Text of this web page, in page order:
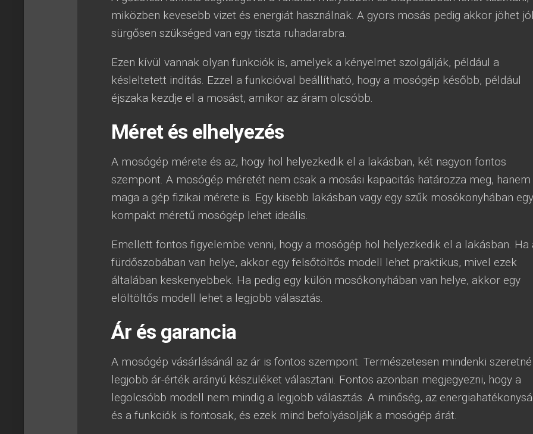
miközben kevesebb vizet és energiát használnak. A gyors mosás pedig akkor jöhet
sürgősen szükséged van egy tiszta ruhadarabra.
Ezen kívül vannak olyan funkciók is, amelyek a kényelmet szolgálják, például a
késleltetett indítás. Ezzel a funkcióval beállítható, hogy a mosógép később, például
éjszaka kezdje el a mosást, amikor az áram olcsóbb.
Méret és elhelyezés
A mosógép mérete és az, hogy hol helyezkedik el a lakásban, két nagyon fontos
szempont. A mosógép méretét nem csak a mosási kapacitás határozza meg, hanem
maga a gép fizikai mérete is. Egy kisebb lakásban vagy egy szűk mosókonyhában egy
kompakt méretű mosógép lehet ideális.
Emellett fontos figyelembe venni, hogy a mosógép hol helyezkedik el a lakásban. Ha
fürdőszobában van helye, akkor egy felsőtöltős modell lehet praktikus, mivel ezek
általában keskenyebbek. Ha pedig egy külön mosókonyhában van helye, akkor egy
elöltöltős modell lehet a legjobb választás.
Ár és garancia
A mosógép vásárlásánál az ár is fontos szempont. Természetesen mindenki
legjobb ár-érték arányú készüléket választani. Fontos azonban megjegyezni, hogy a
legolcsóbb modell nem mindig a legjobb választás. A minőség, az
és a funkciók is fontosak, és ezek mind befolyásolják a mosógép árát.